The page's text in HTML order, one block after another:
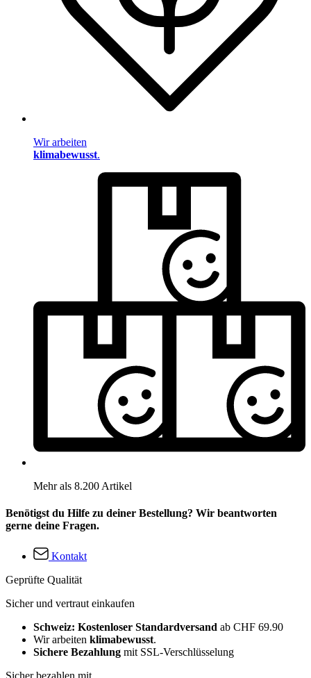
Wir arbeiten
klimabewusst.
Mehr als 8.200 Artikel
Benötigst du Hilfe zu deiner Bestellung? Wir beantworten
gerne deine Fragen.
Kontakt
Geprüfte Qualität
Sicher und vertraut einkaufen
Schweiz: Kostenloser Standardversand ab CHF 69.90
Wir arbeiten klimabewusst.
Sichere Bezahlung mit SSL-Verschlüsselung
Sicher bezahlen mit